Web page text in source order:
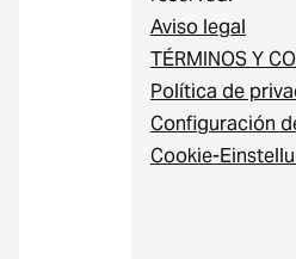
Aviso legal
TÉRMINOS Y
Política de
Configuración
Cookie-